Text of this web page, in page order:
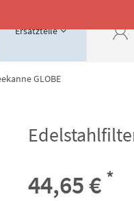
Ersatzteile
GLOBE
44,65 € *